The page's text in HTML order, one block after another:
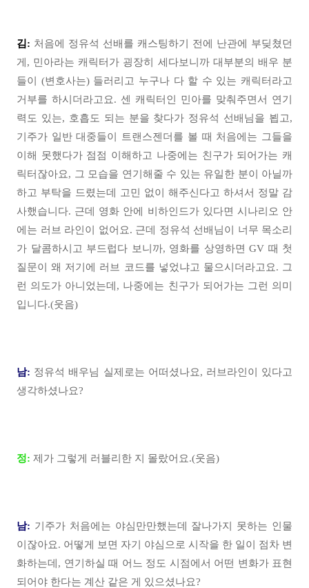
김: 처음에 정유석 선배를 캐스팅하기 전에 난관에 부딪쳤던
게, 민아라는 캐릭터가 굉장히 세다보니까 대부분의 배우 분
들이 (변호사는) 들러리고 누구나 다 할 수 있는 캐릭터라고
거부를 하시더라고요. 센 캐릭터인 민아를 맞춰주면서 연기
력도 있는, 호흡도 되는 분을 찾다가 정유석 선배님을 뵙고,
기주가 일반 대중들이 트랜스젠더를 볼 때 처음에는 그들을
이해 못했다가 점점 이해하고 나중에는 친구가 되어가는 캐
릭터잖아요, 그 모습을 연기해줄 수 있는 유일한 분이 아닐까
하고 부탁을 드렸는데 고민 없이 해주신다고 하셔서 정말 감
사했습니다. 근데 영화 안에 비하인드가 있다면 시나리오 안
에는 러브 라인이 없어요. 근데 정유석 선배님이 너무 목소리
가 달콤하시고 부드럽다 보니까, 영화를 상영하면 GV 때 첫
질문이 왜 저기에 러브 코드를 넣었냐고 물으시더라고요. 그
런 의도가 아니었는데, 나중에는 친구가 되어가는 그런 의미
입니다.(웃음)
남: 정유석 배우님 실제로는 어떠셨나요, 러브라인이 있다고
생각하셨나요?
정: 제가 그렇게 러블리한 지 몰랐어요.(웃음)
남: 기주가 처음에는 야심만만했는데 잘나가지 못하는 인물
이잖아요. 어떻게 보면 자기 야심으로 시작을 한 일이 점차 변
화하는데, 연기하실 때 어느 정도 시점에서 어떤 변화가 표현
되어야 한다는 계산 같은 게 있으셨나요?